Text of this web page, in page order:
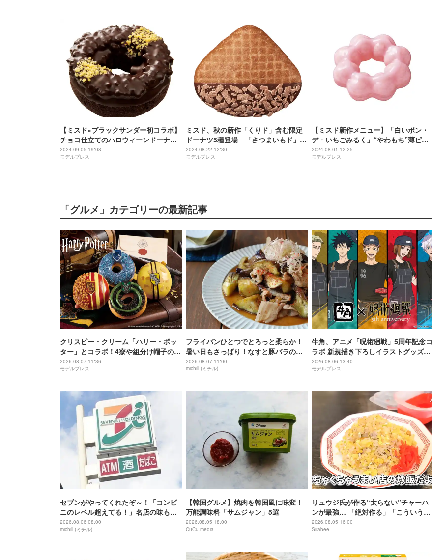
【ミスド×ブラックサンダー初コラボ】
チョコ仕立てのハロウィーンドーナツ
全5種登場
2024.09.05 19:08
モデルプレス
ミスド、秋の新作「くりド」含む限定
ドーナツ5種登場 「さつまいもド」は
ねっとり食感がプラス
2024.08.22 12:30
モデルプレス
【ミスド新作メニュー】「白いポン・
デ・いちごみるく」“やわもち”薄ピン
ク生地を使った全3種
2024.08.01 12:25
モデルプレス
「グルメ」カテゴリーの最新記事
クリスピー・クリーム「ハリー・ポッ
ター」とコラボ！4寮や組分け帽子のド
ーナツ＆“金のスニッチ”ラテ
2026.08.07 11:36
モデルプレス
フライパンひとつでとろっと柔らか！
暑い日もさっぱり！なすと豚バラのや
みつきポン酢炒め
2026.08.07 11:00
michill (ミチル)
牛角、アニメ「呪術廻戦」5周年記念コ
ラボ 新規描き下ろしイラストグッズ付
きメニュー登場
2026.08.06 13:40
モデルプレス
セブンがやってくれたぞ～！「コンビ
ニのレベル超えてる！」名店の味も楽
しめる本格カレーフェス
2026.08.06 08:00
michill (ミチル)
【韓国グルメ】焼肉を韓国風に味変！
万能調味料「サムジャン」5選
2026.08.05 18:00
CuCu.media
リュウジ氏が作る“太らない”チャーハ
ンが最強… 「絶対作る」「こういうの
待ってた」
2026.08.05 16:00
Sirabee